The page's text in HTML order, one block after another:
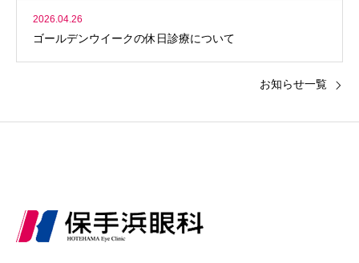
2026.04.26
ゴールデンウイークの休日診療について
お知らせ一覧